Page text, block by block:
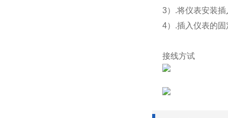
3）.将仪表安装
4）.插入仪表的
接线方试